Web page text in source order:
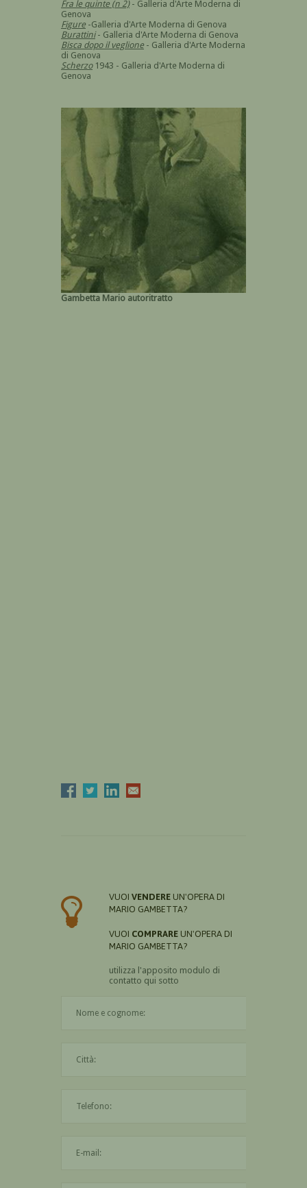
Fra le quinte (n 2)- Galleria d'Arte Moderna di
Genova
Figure -Galleria d'Arte Moderna di Genova
Burattini- Galleria d'Arte Moderna di Genova
Bisca dopo il veglione - Galleria d'Arte Moderna
di Genova
Scherzo1943 - Galleria d'Arte Moderna di
Genova
Gambetta Mario autoritratto
VUOI VENDERE UN'OPERA DI
MARIO GAMBETTA?
VUOI COMPRARE UN'OPERA DI
MARIO GAMBETTA?
utilizza l'apposito modulo di
contatto qui sotto